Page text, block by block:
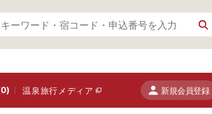
温泉旅行メディア 新規会員登録